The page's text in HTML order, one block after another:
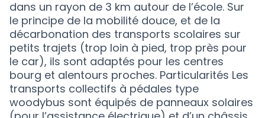
dans un rayon de 3 km autour de l’école. Sur
le principe de la mobilité douce, et de la
décarbonation des transports scolaires sur
petits trajets (trop loin à pied, trop près pour
le car), ils sont adaptés pour les centres
bourg et alentours proches. Particularités Les
transports collectifs à pédales type
woodybus sont équipés de panneaux solaires